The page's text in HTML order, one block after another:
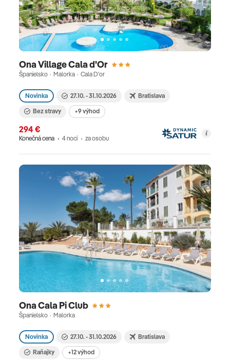
Ona Village Cala d'Or
Španielsko · Malorka · Cala D'or
Novinka 27.10. - 31.10.2026 Bratislava
Bez stravy +9 výhod
294 €
Konečná cena 4 nocí za osobu
Ona Cala Pi Club
Španielsko · Malorka
Novinka 27.10. - 31.10.2026 Bratislava
Raňajky +12 výhod